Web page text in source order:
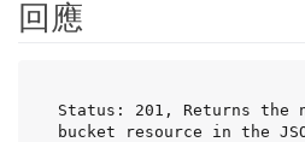
回應
Status: 201, Returns the
bucket resource in the